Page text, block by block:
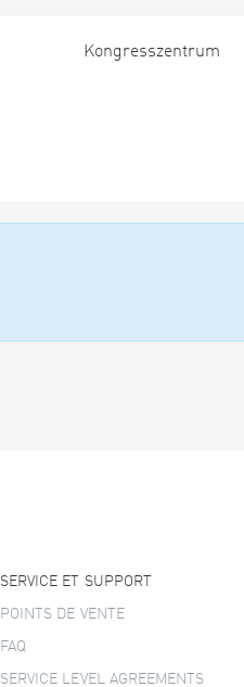
Kongresszentrum
SERVICE ET SUPPORT
POINTS DE VENTE
FAQ
SERVICE LEVEL AGREEMENTS